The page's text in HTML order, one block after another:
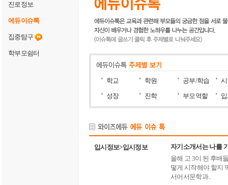
진로정보
에듀이슈톡
집중탐구
학부모쉼터
학교 학원 공부/학습
성장
진학 부모역할
입시정보>입시정보
자기소개서는 나를
올해 고 3이 된 후배
떻게 시작해야 할지
서어서문학과..